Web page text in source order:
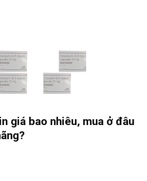
giá bao nhiêu, mua ở đâu